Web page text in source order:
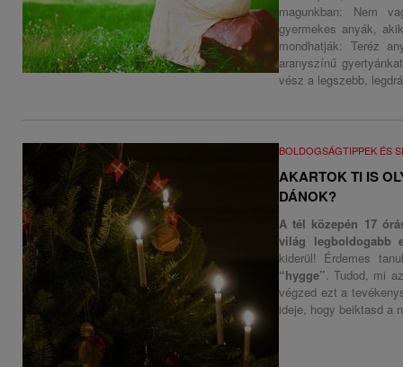
magunkban: Nem
gyermekes anyák,
mondhatják: Teréz
aranyszínű
vész a legszebb,
BOLDOGSÁGTIPPEK ÉS
AKARTOK TI IS
DÁNOK?
A tél közepén 17
világ legboldogabb
kiderül! Érdemes
“hygge” . Tudod, mi
végzed ezt a
ideje, hogy beiktasd a